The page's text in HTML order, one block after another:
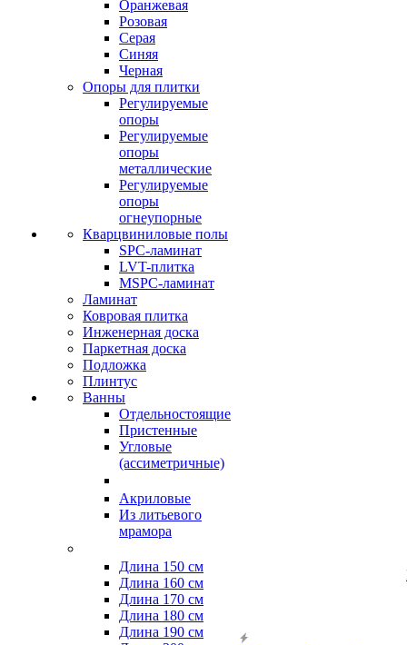
Оранжевая
Розовая
Серая
Синяя
Черная
Опоры для плитки
Регулируемые
опоры
Регулируемые
опоры
металлические
Регулируемые
опоры
огнеупорные
Кварцвиниловые полы
SPC-ламинат
LVT-плитка
MSPC-ламинат
Ламинат
Ковровая плитка
Инженерная доска
Паркетная доска
Подложка
Плинтус
Ванны
Отдельностоящие
Пристенные
Угловые
(ассиметричные)
Акриловые
Из литьевого
мрамора
Длина 150 см
Длина 160 см
Длина 170 см
Длина 180 см
Длина 190 см